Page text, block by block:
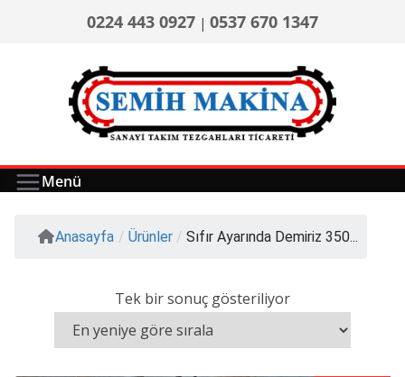
0224 443 0927 | 0537 670 1347
Menü
Anasayfa / Ürünler / Sıfır Ayarında Demiriz 350...
Tek bir sonuç gösteriliyor